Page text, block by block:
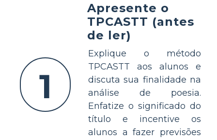
1
Apresente o
TPCASTT (antes
de ler)
Explique o método
TPCASTT aos alunos e
discuta sua finalidade na
análise de poesia.
Enfatize o significado do
título e incentive os
alunos a fazer previsões